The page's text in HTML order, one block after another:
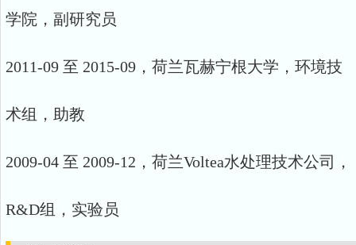
学院，副研究员
2011-09 至 2015-09，荷兰瓦赫宁根大学，环境技
术组，助教
2009-04 至 2009-12，荷兰Voltea水处理技术公司，
R&D组，实验员